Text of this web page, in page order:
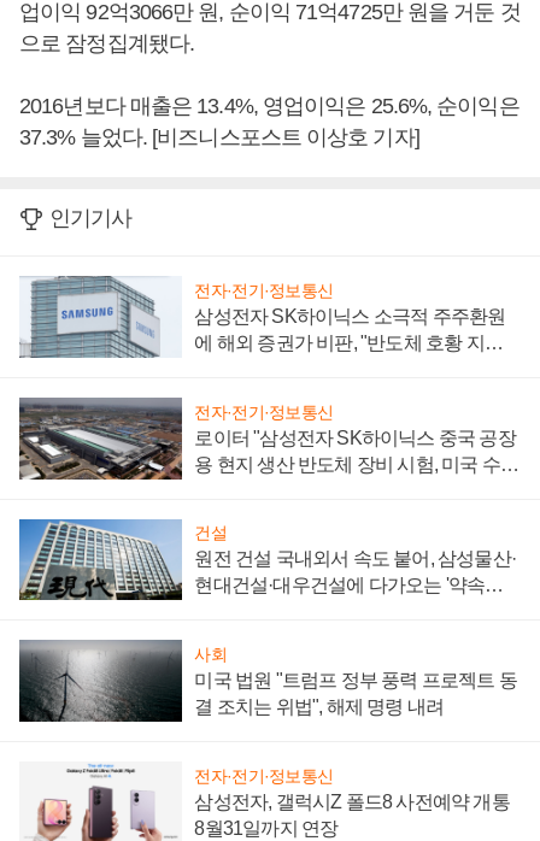
업이익 92억3066만 원, 순이익 71억4725만 원을 거둔 것
으로 잠정집계됐다.
2016년보다 매출은 13.4%, 영업이익은 25.6%, 순이익은
37.3% 늘었다. [비즈니스포스트 이상호 기자]
인기기사
전자·전기·정보통신
삼성전자 SK하이닉스 소극적 주주환원
에 해외 증권가 비판, "반도체 호황 지속
전자·전기·정보통신
로이터 "삼성전자 SK하이닉스 중국 공장
용 현지 생산 반도체 장비 시험, 미국 수출
건설
원전 건설 국내외서 속도 붙어, 삼성물산·
현대건설·대우건설에 다가오는 '약속의
사회
미국 법원 "트럼프 정부 풍력 프로젝트 동
결 조치는 위법", 해제 명령 내려
전자·전기·정보통신
삼성전자, 갤럭시Z 폴드8 사전예약 개통
8월31일까지 연장